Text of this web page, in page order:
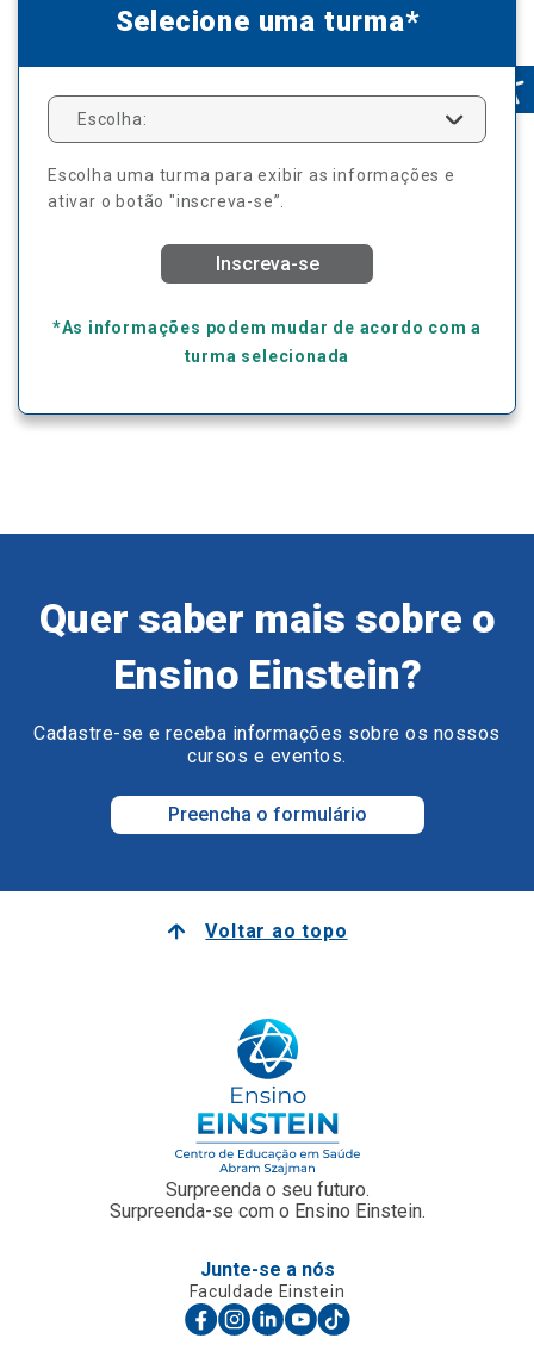
Selecione uma turma*
Escolha:
Escolha uma turma para exibir as informações e
ativar o botão "inscreva-se”.
Inscreva-se
*As informações podem mudar de acordo com a
turma selecionada
Quer saber mais sobre o
Ensino Einstein?
Cadastre-se e receba informações sobre os nossos
cursos e eventos.
Preencha o formulário
Voltar ao topo
Surpreenda o seu futuro.
Surpreenda-se com o Ensino Einstein.
Junte-se a nós
Faculdade Einstein